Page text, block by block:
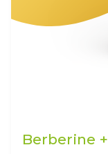
Berberine +